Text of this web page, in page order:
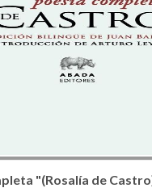
"(Rosalía de